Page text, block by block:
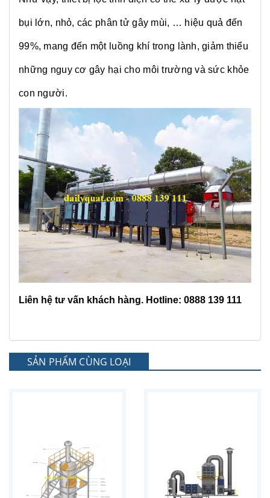
bụi lớn, nhỏ, các phân tử gây mùi, … hiệu quả đến
99%, mang đến một luồng khí trong lành, giảm thiểu
những nguy cơ gây hại cho môi trường và sức khỏe
con người.
Liên hệ tư vấn khách hàng. Hotline: 0888 139 111
SẢN PHẨM CÙNG LOẠI